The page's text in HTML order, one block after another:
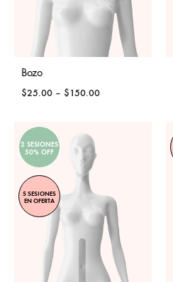
Bozo
$25.00 – $150.00Price
2 SESIONES
50% OFF
5 SESIONES
EN OFERTA